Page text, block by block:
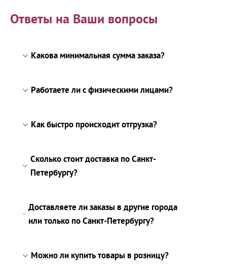
Ответы на Ваши вопросы
Какова минимальная сумма заказа?
Работаете ли с физическими лицами?
Как быстро происходит отгрузка?
Сколько стоит доставка по Санкт-
Петербургу?
Доставляете ли заказы в другие города
или только по Санкт-Петербургу?
Можно ли купить товары в розницу?